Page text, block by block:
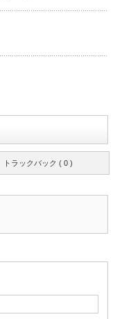
トラックバック ( 0 )